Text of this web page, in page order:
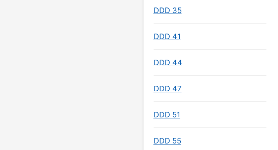
DDD 35
DDD 41
DDD 44
DDD 47
DDD 51
DDD 55